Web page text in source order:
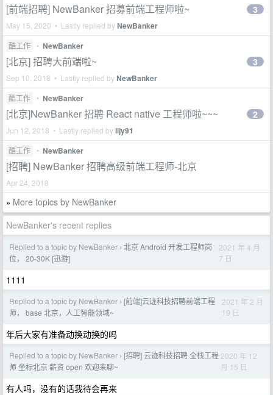
[前端招聘] NewBanker 招募前端工程师啦~
May 15, 2020 • Lastly replied byNewBanker
3
酷工作 • NewBanker
[北京] 招聘大前端啦~
Sep 10, 2018 • Lastly replied byNewBanker
3
酷工作 • NewBanker
[北京]NewBanker 招聘 React native 工程师啦~~~
Jun 12, 2018 • Lastly replied bylijy91
2
酷工作 • NewBanker
[招聘] NewBanker 招聘高级前端工程师-北京
Apr 24, 2018
» More topics by NewBanker
NewBanker's recent replies
Replied to a topic by NewBanker › 北京 Android 开发工程师岗
位， 20-30K [迅游]
2021 年 4 月
7 日
1111
Replied to a topic by NewBanker › [前端]云迹科技招聘前端工程
师， base 北京，人工智能领域~
2021 年 2 月
19 日
年后大家有准备动换动换的吗
Replied to a topic by NewBanker › [招聘] 云迹科技招聘 全栈工程
师 坐标北京 薪资 open 欢迎来聊~
2020 年 12
月 15 日
有人吗，没有的话我待会再来